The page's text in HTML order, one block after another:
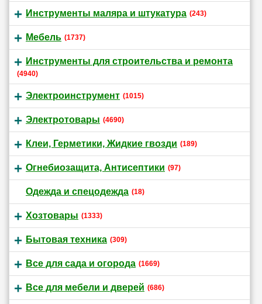
Инструменты маляра и штукатура (243)
Мебель (1737)
Инструменты для строительства и ремонта
(4940)
Электроинструмент (1015)
Электротовары (4690)
Клеи, Герметики, Жидкие гвозди (189)
Огнебиозащита, Антисептики (97)
Одежда и спецодежда (18)
Хозтовары (1333)
Бытовая техника (309)
Все для сада и огорода (1669)
Все для мебели и дверей (686)